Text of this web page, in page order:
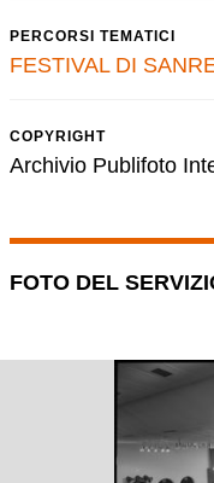
PERCORSI TEMATICI
FESTIVAL DI
COPYRIGHT
Archivio Publifoto
FOTO DEL